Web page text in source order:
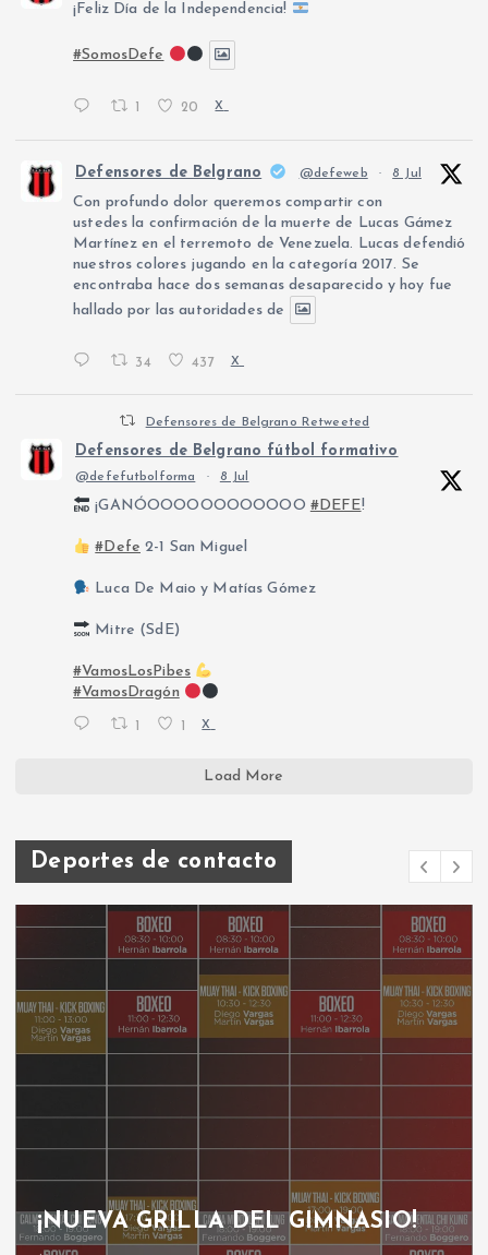
¡Feliz Día de la Independencia!
#SomosDefe
1 20 X
Defensores de Belgrano @defeweb · 8 Jul
Con profundo dolor queremos compartir con
ustedes la confirmación de la muerte de Lucas Gámez
Martínez en el terremoto de Venezuela. Lucas defendió
nuestros colores jugando en la categoría 2017. Se
encontraba hace dos semanas desaparecido y hoy fue
hallado por las autoridades de
34 437 X
Defensores de Belgrano Retweeted
Defensores de Belgrano fútbol formativo
@defefutbolforma · 8 Jul
¡GANÓOOOOOOOOOOOO #DEFE!
#Defe 2-1 San Miguel
Luca De Maio y Matías Gómez
Mitre (SdE)
#VamosLosPibes
#VamosDragón
1 1 X
Load More
Deportes de contacto
GRILLA GIMNASIO